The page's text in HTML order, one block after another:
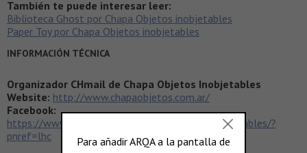
También te puede interesar leer:
Biblioteca Ghost por Chapa Objetos inobjetables
Paper Toy por Chapa Objetos inobjetables
INFORMACIÓN TÉCNICA
Organizador CHmail de Chapa Objetos Inobjetables
Website: http://www.chapaobjetos.com.ar/
Facebook:
https://www.facebook.com/CHAPA.objetos.inobjetables/?
pnref=lhc